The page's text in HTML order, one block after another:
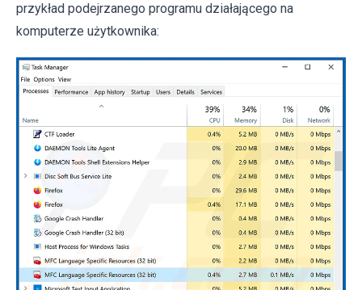
przykład podejrzanego programu działającego na
komputerze użytkownika: